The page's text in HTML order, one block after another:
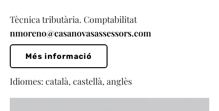
Tècnica tributària. Comptabilitat
nmoreno@casanovasassessors.com
Més informació
Idiomes: català, castellà, anglès